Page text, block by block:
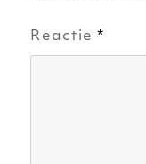
Reactie*